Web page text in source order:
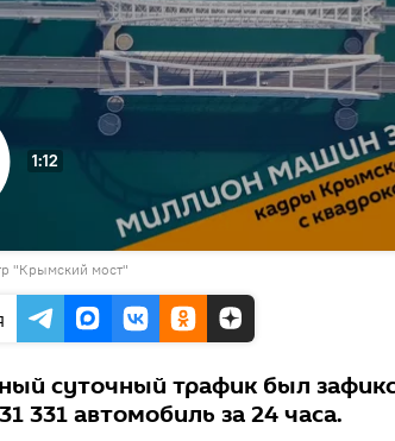
1:12
"Крымский мост"
суточный трафик был
331 автомобиль за 24 часа.